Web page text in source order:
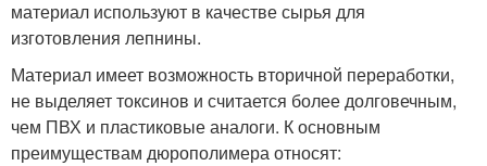
материал используют в качестве сырья для
изготовления лепнины.
Материал имеет возможность вторичной переработки,
не выделяет токсинов и считается более долговечным,
чем ПВХ и пластиковые аналоги. К основным
преимуществам дюрополимера относят: